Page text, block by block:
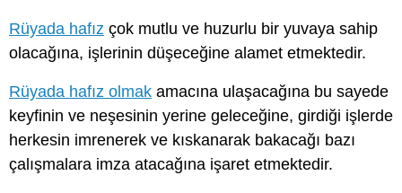
Rüyada hafız çok mutlu ve huzurlu bir yuvaya sahip
olacağına, işlerinin düşeceğine alamet etmektedir.
Rüyada hafız olmak amacına ulaşacağına bu sayede
keyfinin ve neşesinin yerine geleceğine, girdiği işlerde
herkesin imrenerek ve kıskanarak bakacağı bazı
çalışmalara imza atacağına işaret etmektedir.